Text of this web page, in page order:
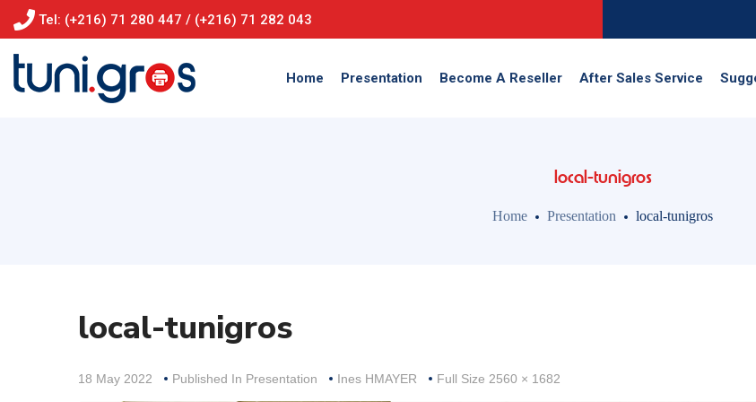
Tel: (+216) 71 280 447 / (+216) 71 282 043
Home Presentation Become A Reseller After Sales Service
local-tunigros
Home Presentation local-tunigros
local-tunigros
18 May 2022 Published In Presentation Ines HMAYER
Full
Full Size 2560 × 1682